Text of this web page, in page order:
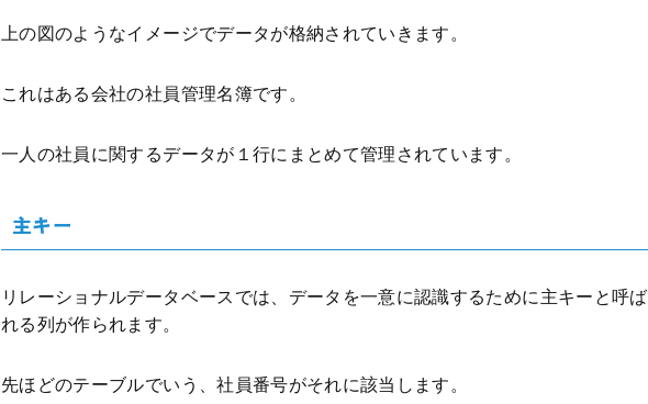
上の図のようなイメージでデータが格納されていきます。
これはある会社の社員管理名簿です。
一人の社員に関するデータが１行にまとめて管理されています。
主キー
リレーショナルデータベースでは、データを一意に認識するために主キーと呼ば
れる列が作られます。
先ほどのテーブルでいう、社員番号がそれに該当します。